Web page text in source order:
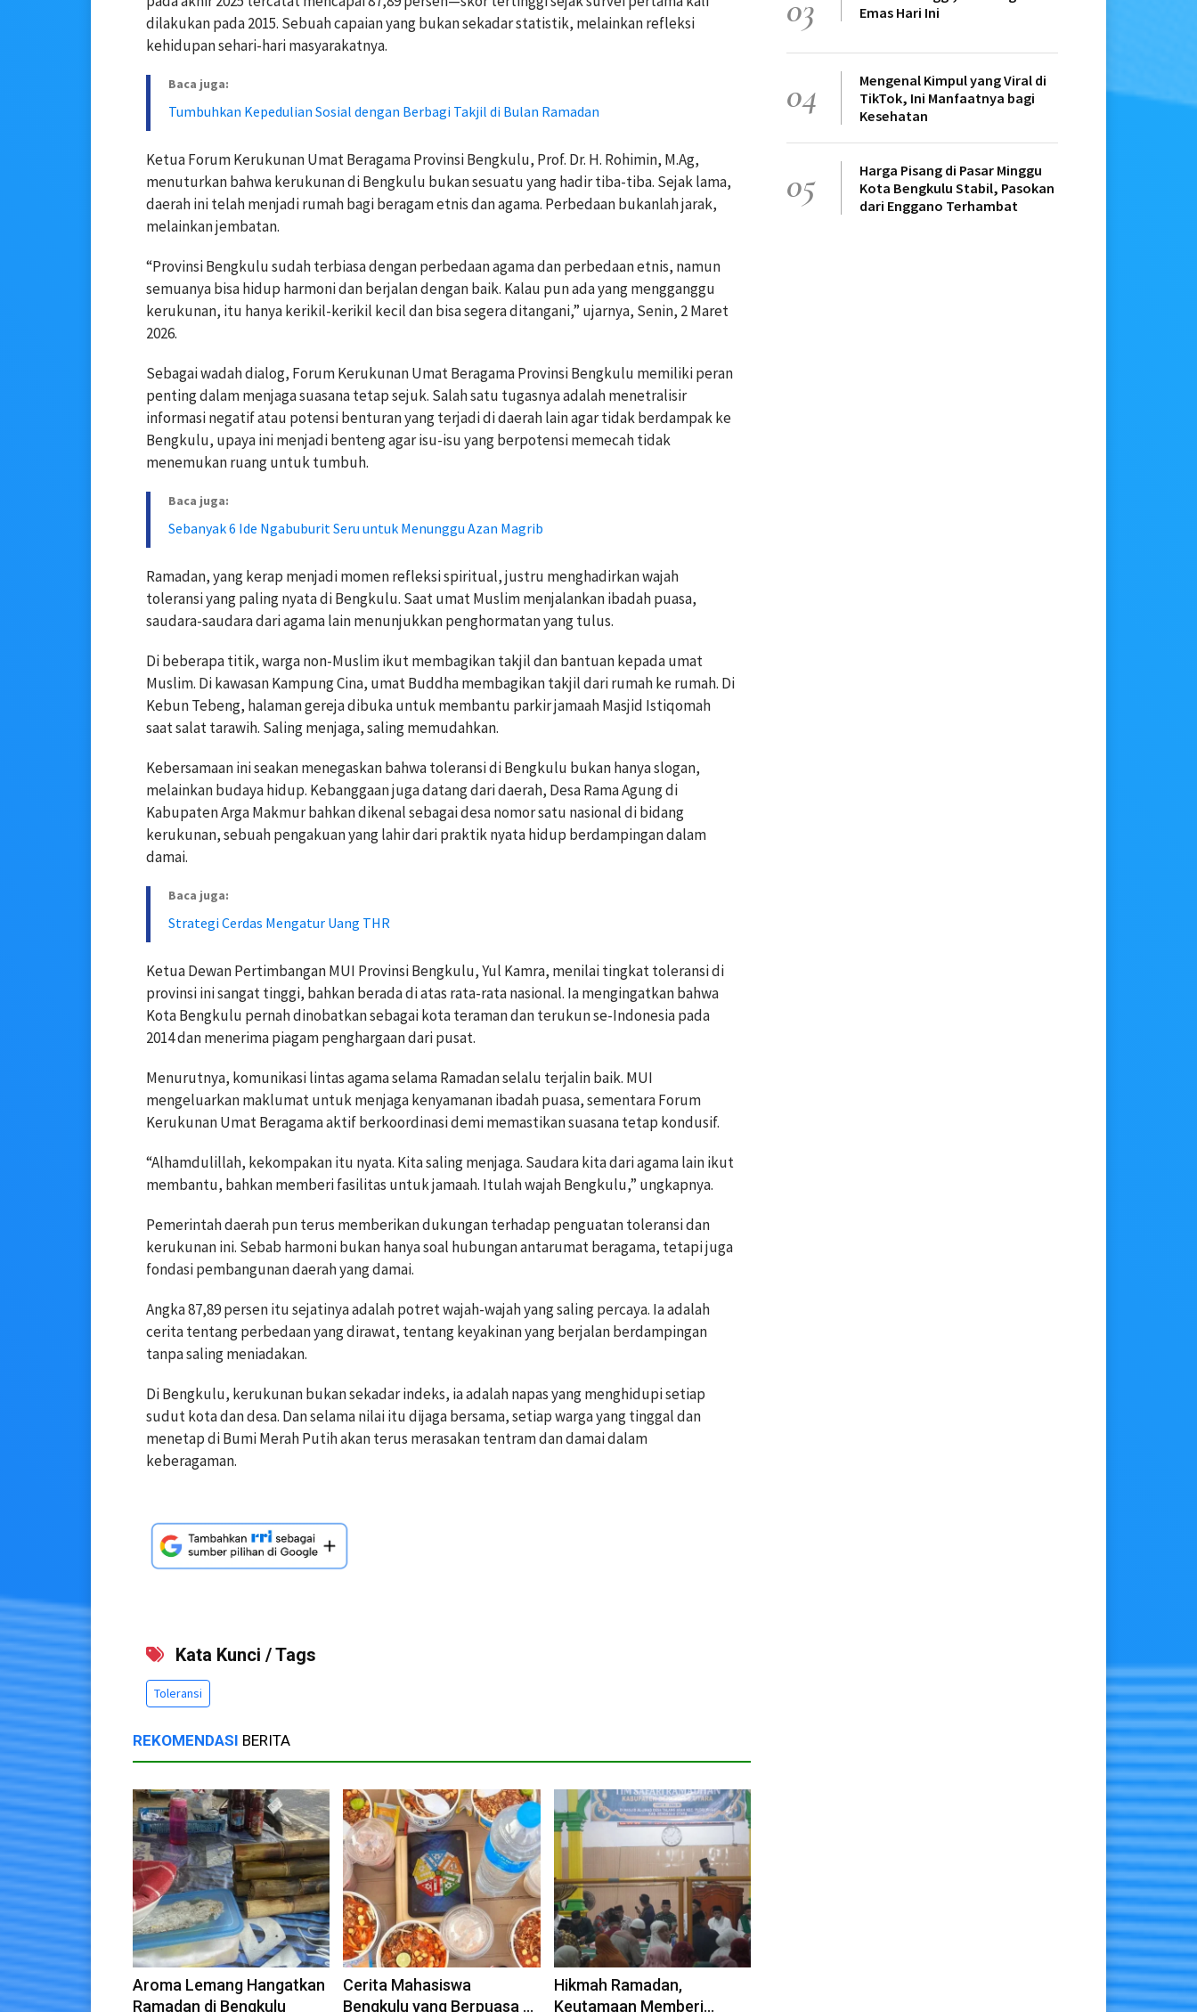
dilakukan pada 2015. Sebuah capaian yang bukan sekadar statistik, melainkan refleksi
kehidupan sehari-hari masyarakatnya.
Baca juga:
Tumbuhkan Kepedulian Sosial dengan Berbagi Takjil di Bulan Ramadan
Ketua Forum Kerukunan Umat Beragama Provinsi Bengkulu, Prof. Dr. H. Rohimin, M.Ag,
menuturkan bahwa kerukunan di Bengkulu bukan sesuatu yang hadir tiba-tiba. Sejak lama,
daerah ini telah menjadi rumah bagi beragam etnis dan agama. Perbedaan bukanlah jarak,
melainkan jembatan.
“Provinsi Bengkulu sudah terbiasa dengan perbedaan agama dan perbedaan etnis, namun
semuanya bisa hidup harmoni dan berjalan dengan baik. Kalau pun ada yang mengganggu
kerukunan, itu hanya kerikil-kerikil kecil dan bisa segera ditangani,” ujarnya, Senin, 2 Maret
2026.
Sebagai wadah dialog, Forum Kerukunan Umat Beragama Provinsi Bengkulu memiliki peran
penting dalam menjaga suasana tetap sejuk. Salah satu tugasnya adalah menetralisir
informasi negatif atau potensi benturan yang terjadi di daerah lain agar tidak berdampak ke
Bengkulu, upaya ini menjadi benteng agar isu-isu yang berpotensi memecah tidak
menemukan ruang untuk tumbuh.
Baca juga:
Sebanyak 6 Ide Ngabuburit Seru untuk Menunggu Azan Magrib
Ramadan, yang kerap menjadi momen refleksi spiritual, justru menghadirkan wajah
toleransi yang paling nyata di Bengkulu. Saat umat Muslim menjalankan ibadah puasa,
saudara-saudara dari agama lain menunjukkan penghormatan yang tulus.
Di beberapa titik, warga non-Muslim ikut membagikan takjil dan bantuan kepada umat
Muslim. Di kawasan Kampung Cina, umat Buddha membagikan takjil dari rumah ke rumah. Di
Kebun Tebeng, halaman gereja dibuka untuk membantu parkir jamaah Masjid Istiqomah
saat salat tarawih. Saling menjaga, saling memudahkan.
Kebersamaan ini seakan menegaskan bahwa toleransi di Bengkulu bukan hanya slogan,
melainkan budaya hidup. Kebanggaan juga datang dari daerah, Desa Rama Agung di
Kabupaten Arga Makmur bahkan dikenal sebagai desa nomor satu nasional di bidang
kerukunan, sebuah pengakuan yang lahir dari praktik nyata hidup berdampingan dalam
damai.
Baca juga:
Strategi Cerdas Mengatur Uang THR
Ketua Dewan Pertimbangan MUI Provinsi Bengkulu, Yul Kamra, menilai tingkat toleransi di
provinsi ini sangat tinggi, bahkan berada di atas rata-rata nasional. Ia mengingatkan bahwa
Kota Bengkulu pernah dinobatkan sebagai kota teraman dan terukun se-Indonesia pada
2014 dan menerima piagam penghargaan dari pusat.
Menurutnya, komunikasi lintas agama selama Ramadan selalu terjalin baik. MUI
mengeluarkan maklumat untuk menjaga kenyamanan ibadah puasa, sementara Forum
Kerukunan Umat Beragama aktif berkoordinasi demi memastikan suasana tetap kondusif.
“Alhamdulillah, kekompakan itu nyata. Kita saling menjaga. Saudara kita dari agama lain ikut
membantu, bahkan memberi fasilitas untuk jamaah. Itulah wajah Bengkulu,” ungkapnya.
Pemerintah daerah pun terus memberikan dukungan terhadap penguatan toleransi dan
kerukunan ini. Sebab harmoni bukan hanya soal hubungan antarumat beragama, tetapi juga
fondasi pembangunan daerah yang damai.
Angka 87,89 persen itu sejatinya adalah potret wajah-wajah yang saling percaya. Ia adalah
cerita tentang perbedaan yang dirawat, tentang keyakinan yang berjalan berdampingan
tanpa saling meniadakan.
Di Bengkulu, kerukunan bukan sekadar indeks, ia adalah napas yang menghidupi setiap
sudut kota dan desa. Dan selama nilai itu dijaga bersama, setiap warga yang tinggal dan
menetap di Bumi Merah Putih akan terus merasakan tentram dan damai dalam
keberagaman.
Kata Kunci / Tags
Toleransi
REKOMENDASI BERITA
Aroma Lemang Hangatkan
Ramadan di Bengkulu
Cerita Mahasiswa
Bengkulu yang Berpuasa di
Hikmah Ramadan,
Keutamaan Memberi
03
Emas Hari Ini
04
Mengenal Kimpul yang Viral di
TikTok, Ini Manfaatnya bagi
Kesehatan
05
Harga Pisang di Pasar Minggu
Kota Bengkulu Stabil, Pasokan
dari Enggano Terhambat